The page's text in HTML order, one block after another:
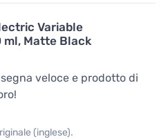
Variable
Matte Black
veloce e prodotto di
(inglese).